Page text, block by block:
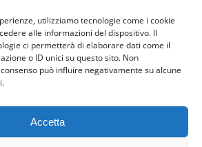
utilizziamo tecnologie come i cookie
alle informazioni del dispositivo. Il
ci permetterà di elaborare dati come il
o ID unici su questo sito. Non
può influire negativamente su alcune
Accetta